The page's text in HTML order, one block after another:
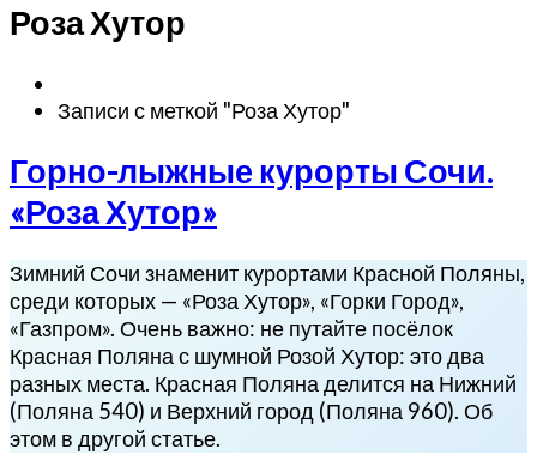
Роза Хутор
Записи с меткой "Роза Хутор"
Горно-
лыжные
курорты
«Роза
Хутор»
Горно-лыжные курорты Сочи.
«Роза Хутор»
Зимний Сочи знаменит курортами Красной Поляны,
среди которых — «Роза Хутор», «Горки Город»,
«Газпром». Очень важно: не путайте посёлок
Красная Поляна с шумной Розой Хутор: это два
разных места. Красная Поляна делится на Нижний
(Поляна 540) и Верхний город (Поляна 960). Об
этом в другой статье.